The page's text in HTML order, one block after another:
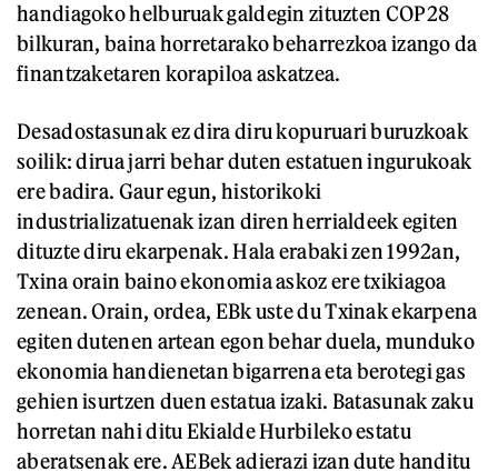
handiagoko helburuak galdegin zituzten COP28
bilkuran, baina horretarako beharrezkoa izango da
finantzaketaren korapiloa askatzea.
Desadostasunak ez dira diru kopuruari buruzkoak
soilik: dirua jarri behar duten estatuen ingurukoak
ere badira. Gaur egun, historikoki
industrializatuenak izan diren herrialdeek egiten
dituzte diru ekarpenak. Hala erabaki zen 1992an,
Txina orain baino ekonomia askoz ere txikiagoa
zenean. Orain, ordea, EBk uste du Txinak ekarpena
egiten dutenen artean egon behar duela, munduko
ekonomia handienetan bigarrena eta berotegi gas
gehien isurtzen duen estatua izaki. Batasunak zaku
horretan nahi ditu Ekialde Hurbileko estatu
aberatsenak ere. AEBek adierazi izan dute handitu